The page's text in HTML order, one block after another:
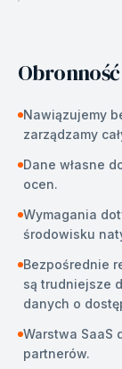
Obronność
Nawiązujemy
zarządzamy
Dane własne
ocen.
Wymagania
środowisku
Bezpośrednie
są trudniejsze
danych o
Warstwa SaaS
partnerów.